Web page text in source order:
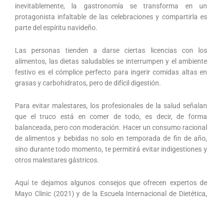
inevitablemente, la gastronomía se transforma en un
protagonista infaltable de las celebraciones y compartirla es
parte del espíritu navideño.
Las personas tienden a darse ciertas licencias con los
alimentos, las dietas saludables se interrumpen y el ambiente
festivo es el cómplice perfecto para ingerir comidas altas en
grasas y carbohidratos, pero de difícil digestión.
Para evitar malestares, los profesionales de la salud señalan
que el truco está en comer de todo, es decir, de forma
balanceada, pero con moderación. Hacer un consumo racional
de alimentos y bebidas no solo en temporada de fin de año,
sino durante todo momento, te permitirá evitar indigestiones y
otros malestares gástricos.
Aquí te dejamos algunos consejos que ofrecen expertos de
Mayo Clinic (2021) y de la Escuela Internacional de Dietética,